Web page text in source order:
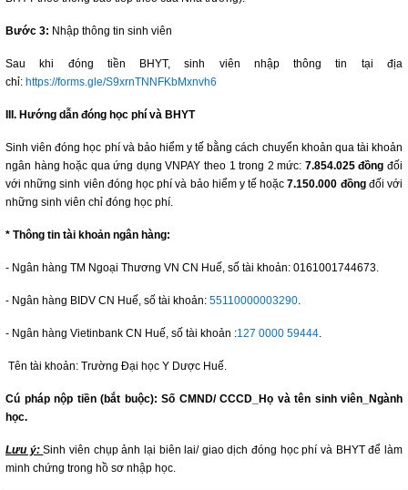
Bước 3: Nhập thông tin sinh viên
Sau khi đóng tiền BHYT, sinh viên nhập thông tin tại địa
chỉ: https://forms.gle/S9xrnTNNFKbMxnvh6
III. Hướng dẫn đóng học phí và BHYT
Sinh viên đóng học phí và bảo hiểm y tế bằng cách chuyển khoản qua tài khoản
ngân hàng hoặc qua ứng dụng VNPAY theo 1 trong 2 mức: 7.854.025 đồng đối
với những sinh viên đóng học phí và bảo hiểm y tế hoặc7.150.000 đồngđối với
những sinh viên chỉ đóng học phí.
* Thông tin tài khoản ngân hàng:
- Ngân hàng TM Ngoại Thương VN CN Huế, số tài khoản: 0161001744673.
- Ngân hàng BIDV CN Huế, số tài khoản: 55110000003290.
- Ngân hàng Vietinbank CN Huế, số tài khoản :127 0000 59444.
Tên tài khoản: Trường Đại học Y Dược Huế.
Cú pháp nộp tiền (bắt buộc): Số CMND/ CCCD_Họ và tên sinh viên_Ngành
học.
Lưu ý:Sinh viên chụp ảnh lại biên lai/ giao dịch đóng học phí và BHYT để làm
minh chứng trong hồ sơ nhập học.